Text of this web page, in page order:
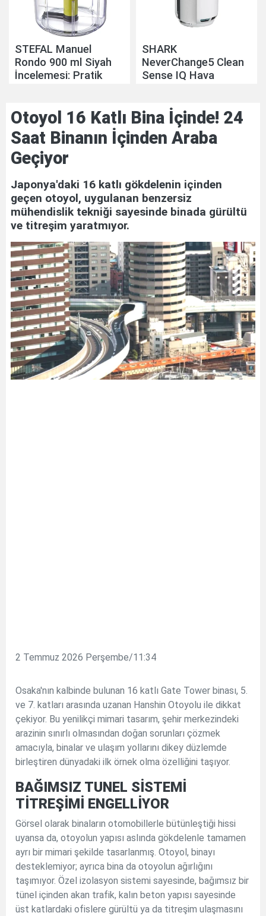
STEFAL Manuel
Rondo 900 ml Siyah
İncelemesi: Pratik
SHARK
NeverChange5 Clean
Sense IQ Hava
Temizliğinde Yeni
Nesil Yaklaşım
Otoyol 16 Katlı Bina İçinde! 24
Saat Binanın İçinden Araba
Geçiyor
Japonya'daki 16 katlı gökdelenin içinden
geçen otoyol, uygulanan benzersiz
mühendislik tekniği sayesinde binada gürültü
ve titreşim yaratmıyor.
2 Temmuz 2026 Perşembe/11:34
Osaka'nın kalbinde bulunan 16 katlı Gate Tower binası, 5.
ve 7. katları arasında uzanan Hanshin Otoyolu ile dikkat
çekiyor. Bu yenilikçi mimari tasarım, şehir merkezindeki
arazinin sınırlı olmasından doğan sorunları çözmek
amacıyla, binalar ve ulaşım yollarını dikey düzlemde
birleştiren dünyadaki ilk örnek olma özelliğini taşıyor.
BAĞIMSIZ TUNEL SİSTEMİ
TİTREŞİMİ ENGELLİYOR
Görsel olarak binaların otomobillerle bütünleştiği hissi
uyansa da, otoyolun yapısı aslında gökdelenle tamamen
ayrı bir mimari şekilde tasarlanmış. Otoyol, binayı
desteklemiyor; ayrıca bina da otoyolun ağırlığını
taşımıyor. Özel izolasyon sistemi sayesinde, bağımsız bir
tünel içinden akan trafik, kalın beton yapısı sayesinde
üst katlardaki ofislere gürültü ya da titreşim ulaşmasını